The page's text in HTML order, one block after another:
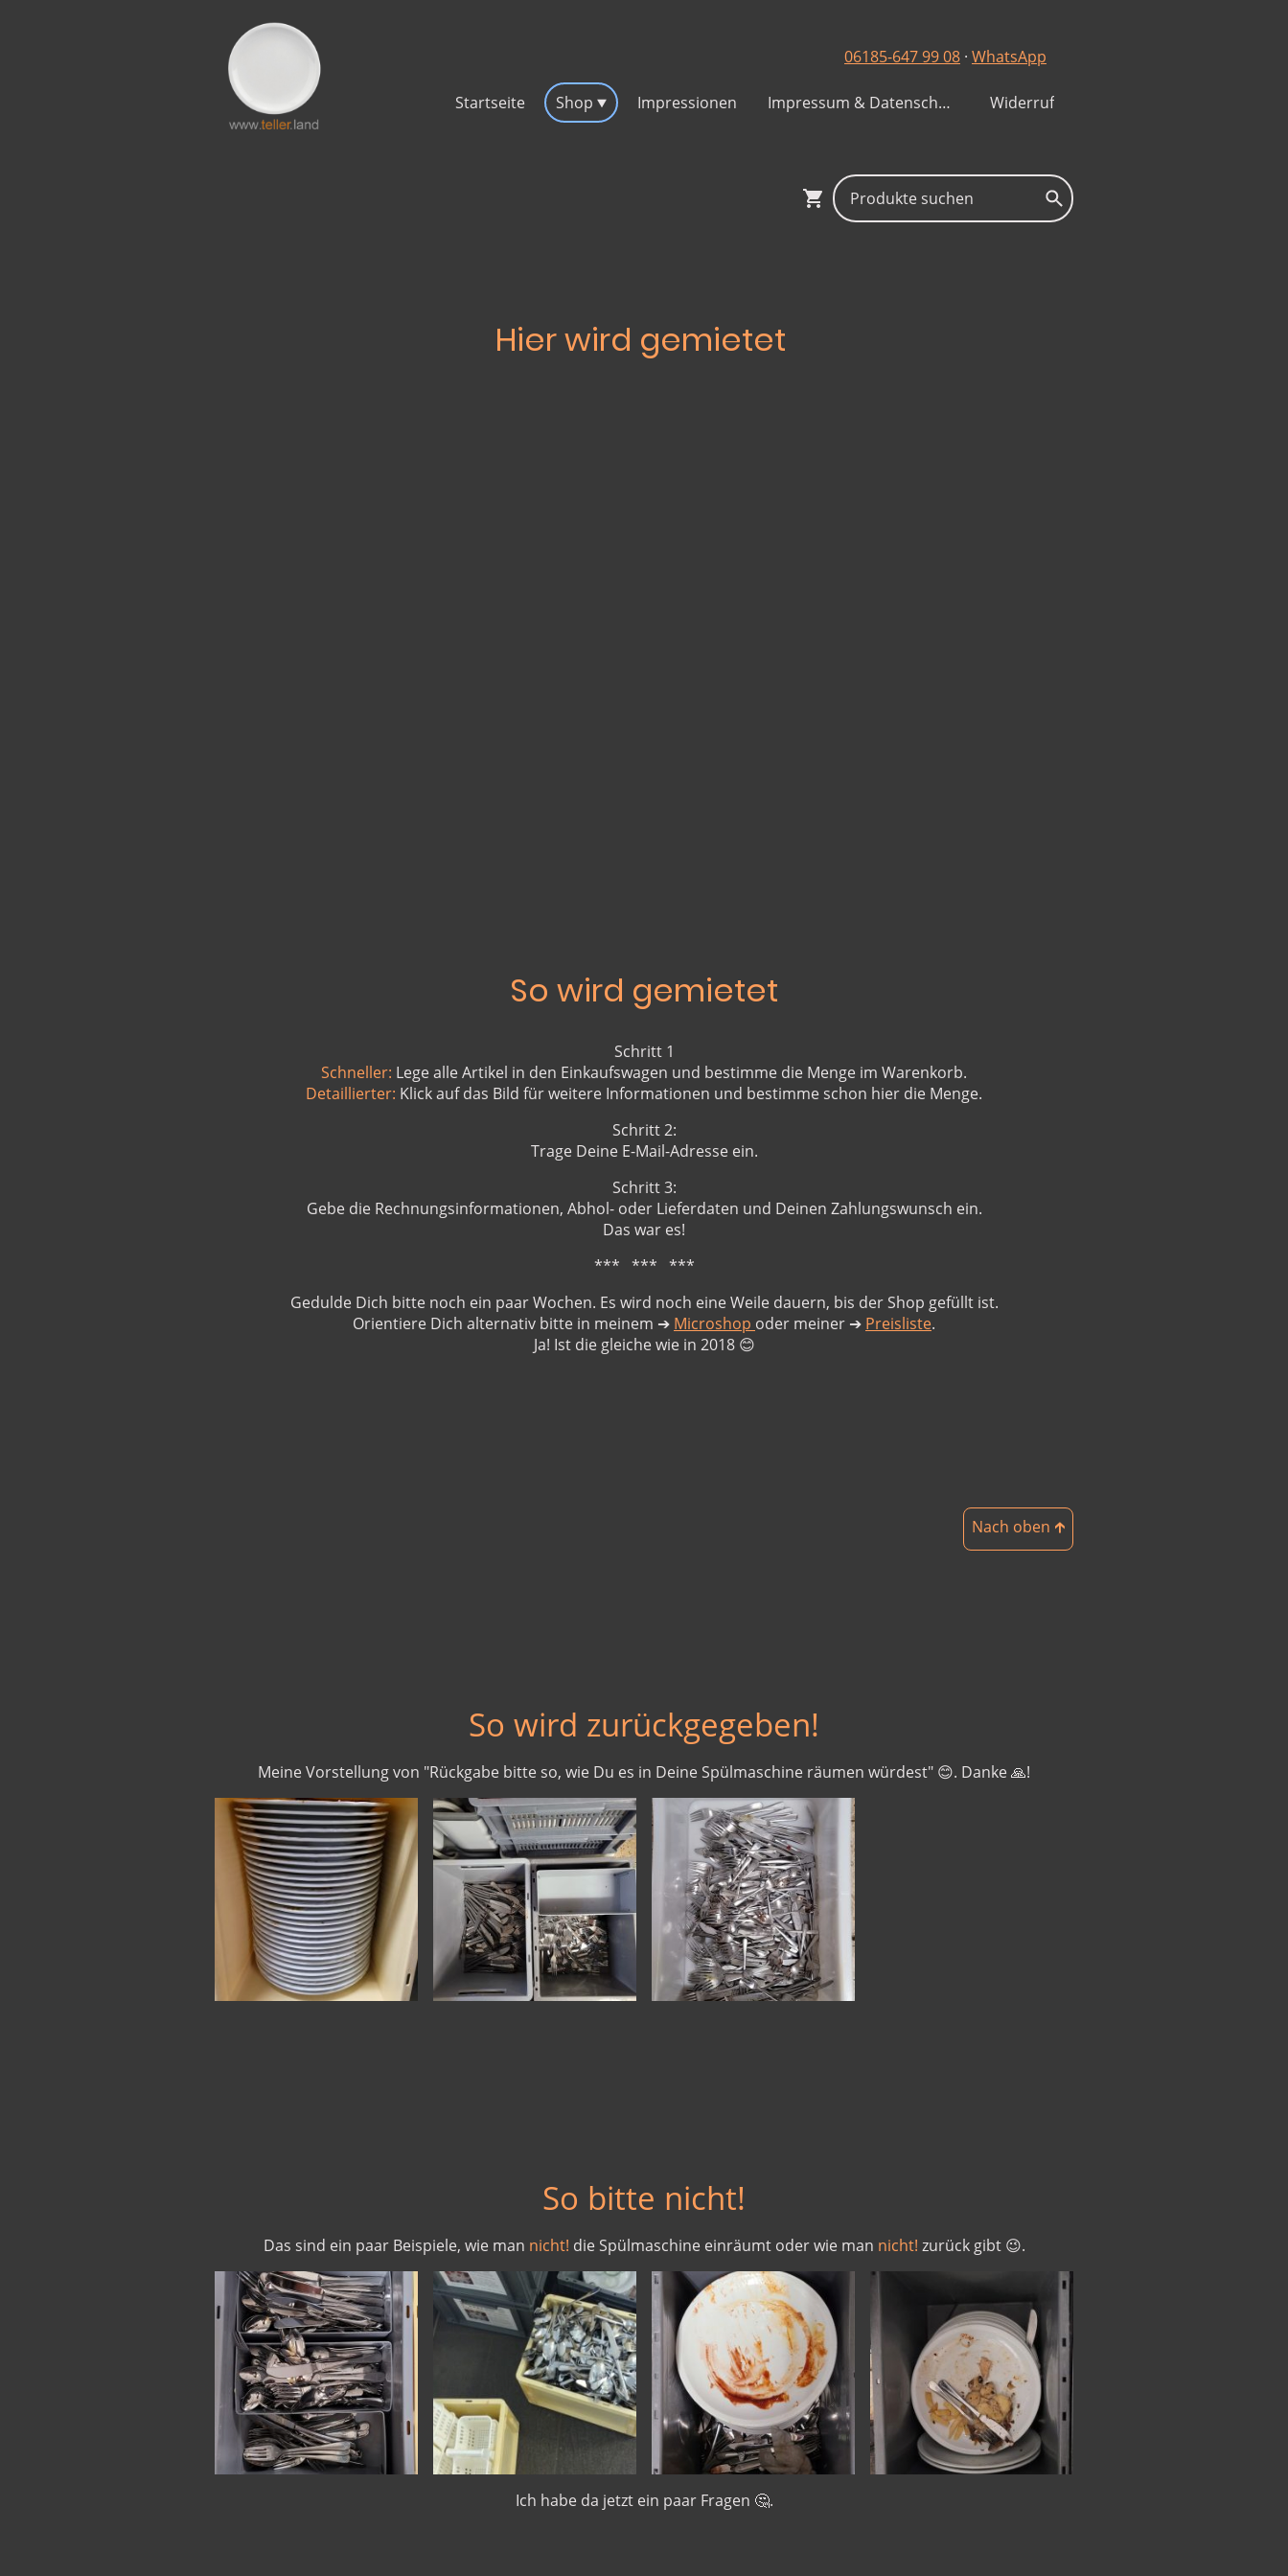
06185-647 99 08· WhatsApp
Startseite Shop Impressionen Impressum & Datenschutzerklärung Widerruf
Hier wird gemietet
So wird gemietet
Schritt 1
Schneller: Lege alle Artikel in den Einkaufswagen und bestimme die Menge im Warenkorb.
Detaillierter: Klick auf das Bild für weitere Informationen und bestimme schon hier die Menge.
Schritt 2:
Trage Deine E-Mail-Adresse ein.
Schritt 3:
Gebe die Rechnungsinformationen, Abhol- oder Lieferdaten und Deinen Zahlungswunsch ein.
Das war es!
*** *** ***
Gedulde Dich bitte noch ein paar Wochen. Es wird noch eine Weile dauern, bis der Shop gefüllt ist.
Orientiere Dich alternativ bitte in meinem ➔ Microshop oder meiner ➔ Preisliste.
Ja! Ist die gleiche wie in 2018 😊
Nach oben 🡱
So wird zurückgegeben!
Meine Vorstellung von "Rückgabe bitte so, wie Du es in Deine Spülmaschine räumen würdest" 😊. Danke 🙏!
So bitte nicht!
Das sind ein paar Beispiele, wie man nicht! die Spülmaschine einräumt oder wie man nicht! zurück gibt 😉.
Ich habe da jetzt ein paar Fragen 🤔.